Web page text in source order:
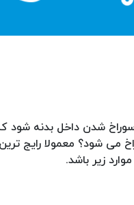
شدن داخل بدنه شود
شود؟ معمولا رایج
زیر باشد.